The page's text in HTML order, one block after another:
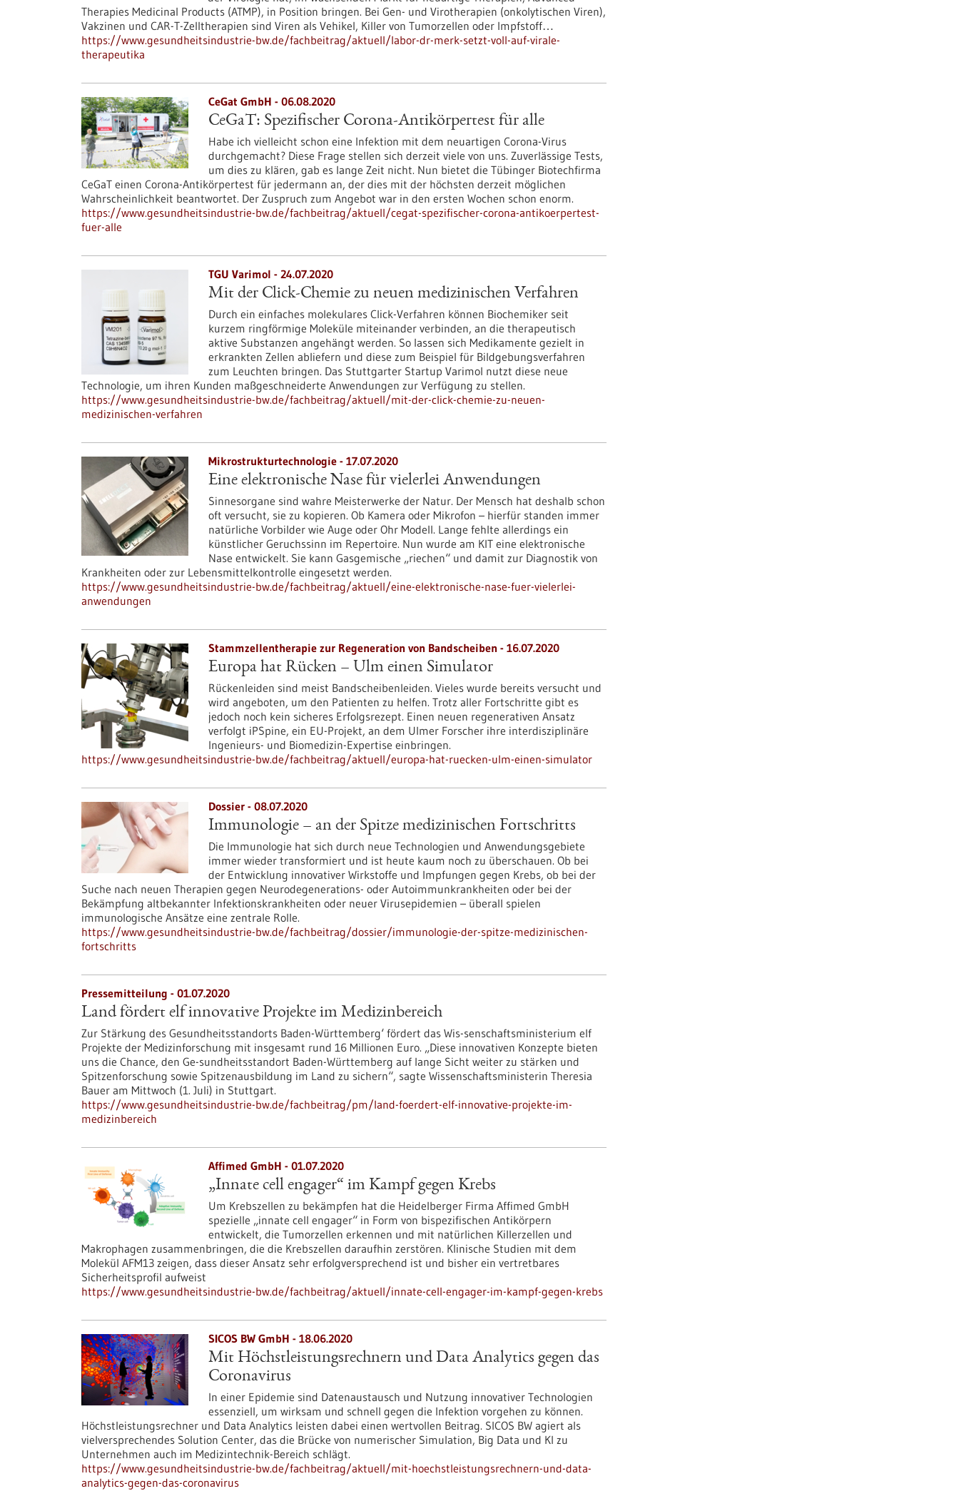
Therapies Medicinal Products (ATMP), in Position bringen. Bei Gen- und Virotherapien (onkolytischen Viren),
Vakzinen und CAR-T-Zelltherapien sind Viren als Vehikel, Killer von Tumorzellen oder Impfstoff…
https://www.gesundheitsindustrie-bw.de/fachbeitrag/aktuell/labor-dr-merk-setzt-voll-auf-virale-
therapeutika
CeGat GmbH - 06.08.2020
CeGaT: Spezifischer Corona-Antikörpertest für alle
Habe ich vielleicht schon eine Infektion mit dem neuartigen Corona-Virus
durchgemacht? Diese Frage stellen sich derzeit viele von uns. Zuverlässige Tests,
um dies zu klären, gab es lange Zeit nicht. Nun bietet die Tübinger Biotechfirma
CeGaT einen Corona-Antikörpertest für jedermann an, der dies mit der höchsten derzeit möglichen
Wahrscheinlichkeit beantwortet. Der Zuspruch zum Angebot war in den ersten Wochen schon enorm.
https://www.gesundheitsindustrie-bw.de/fachbeitrag/aktuell/cegat-spezifischer-corona-antikoerpertest-
fuer-alle
TGU Varimol - 24.07.2020
Mit der Click-Chemie zu neuen medizinischen Verfahren
Durch ein einfaches molekulares Click-Verfahren können Biochemiker seit
kurzem ringförmige Moleküle miteinander verbinden, an die therapeutisch
aktive Substanzen angehängt werden. So lassen sich Medikamente gezielt in
erkrankten Zellen abliefern und diese zum Beispiel für Bildgebungsverfahren
zum Leuchten bringen. Das Stuttgarter Startup Varimol nutzt diese neue
Technologie, um ihren Kunden maßgeschneiderte Anwendungen zur Verfügung zu stellen.
https://www.gesundheitsindustrie-bw.de/fachbeitrag/aktuell/mit-der-click-chemie-zu-neuen-
medizinischen-verfahren
Mikrostrukturtechnologie - 17.07.2020
Eine elektronische Nase für vielerlei Anwendungen
Sinnesorgane sind wahre Meisterwerke der Natur. Der Mensch hat deshalb schon
oft versucht, sie zu kopieren. Ob Kamera oder Mikrofon – hierfür standen immer
natürliche Vorbilder wie Auge oder Ohr Modell. Lange fehlte allerdings ein
künstlicher Geruchssinn im Repertoire. Nun wurde am KIT eine elektronische
Nase entwickelt. Sie kann Gasgemische „riechen“ und damit zur Diagnostik von
Krankheiten oder zur Lebensmittelkontrolle eingesetzt werden.
https://www.gesundheitsindustrie-bw.de/fachbeitrag/aktuell/eine-elektronische-nase-fuer-vielerlei-
anwendungen
Stammzellentherapie zur Regeneration von Bandscheiben - 16.07.2020
Europa hat Rücken – Ulm einen Simulator
Rückenleiden sind meist Bandscheibenleiden. Vieles wurde bereits versucht und
wird angeboten, um den Patienten zu helfen. Trotz aller Fortschritte gibt es
jedoch noch kein sicheres Erfolgsrezept. Einen neuen regenerativen Ansatz
verfolgt iPSpine, ein EU-Projekt, an dem Ulmer Forscher ihre interdisziplinäre
Ingenieurs- und Biomedizin-Expertise einbringen.
https://www.gesundheitsindustrie-bw.de/fachbeitrag/aktuell/europa-hat-ruecken-ulm-einen-simulator
Dossier - 08.07.2020
Immunologie – an der Spitze medizinischen Fortschritts
Die Immunologie hat sich durch neue Technologien und Anwendungsgebiete
immer wieder transformiert und ist heute kaum noch zu überschauen. Ob bei
der Entwicklung innovativer Wirkstoffe und Impfungen gegen Krebs, ob bei der
Suche nach neuen Therapien gegen Neurodegenerations- oder Autoimmunkrankheiten oder bei der
Bekämpfung altbekannter Infektionskrankheiten oder neuer Virusepidemien – überall spielen
immunologische Ansätze eine zentrale Rolle.
https://www.gesundheitsindustrie-bw.de/fachbeitrag/dossier/immunologie-der-spitze-medizinischen-
fortschritts
Pressemitteilung - 01.07.2020
Land fördert elf innovative Projekte im Medizinbereich
Zur Stärkung des Gesundheitsstandorts Baden-Württemberg‘ fördert das Wis-senschaftsministerium elf
Projekte der Medizinforschung mit insgesamt rund 16 Millionen Euro. „Diese innovativen Konzepte bieten
uns die Chance, den Ge-sundheitsstandort Baden-Württemberg auf lange Sicht weiter zu stärken und
Spitzenforschung sowie Spitzenausbildung im Land zu sichern“, sagte Wissenschaftsministerin Theresia
Bauer am Mittwoch (1. Juli) in Stuttgart.
https://www.gesundheitsindustrie-bw.de/fachbeitrag/pm/land-foerdert-elf-innovative-projekte-im-
medizinbereich
Affimed GmbH - 01.07.2020
„Innate cell engager“ im Kampf gegen Krebs
Um Krebszellen zu bekämpfen hat die Heidelberger Firma Affimed GmbH
spezielle „innate cell engager“ in Form von bispezifischen Antikörpern
entwickelt, die Tumorzellen erkennen und mit natürlichen Killerzellen und
Makrophagen zusammenbringen, die die Krebszellen daraufhin zerstören. Klinische Studien mit dem
Molekül AFM13 zeigen, dass dieser Ansatz sehr erfolgversprechend ist und bisher ein vertretbares
Sicherheitsprofil aufweist
https://www.gesundheitsindustrie-bw.de/fachbeitrag/aktuell/innate-cell-engager-im-kampf-gegen-krebs
SICOS BW GmbH - 18.06.2020
Mit Höchstleistungsrechnern und Data Analytics gegen das
Coronavirus
In einer Epidemie sind Datenaustausch und Nutzung innovativer Technologien
essenziell, um wirksam und schnell gegen die Infektion vorgehen zu können.
Höchstleistungsrechner und Data Analytics leisten dabei einen wertvollen Beitrag. SICOS BW agiert als
vielversprechendes Solution Center, das die Brücke von numerischer Simulation, Big Data und KI zu
Unternehmen auch im Medizintechnik-Bereich schlägt.
https://www.gesundheitsindustrie-bw.de/fachbeitrag/aktuell/mit-hoechstleistungsrechnern-und-data-
analytics-gegen-das-coronavirus